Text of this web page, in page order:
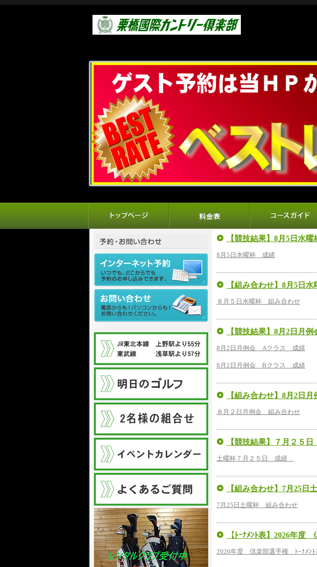
【競技結果】8月5日水曜
8月5日水曜杯 成績
【組み合わせ】8月5日水
８月５日水曜杯 組み合わせ
【競技結果】8月2日月例
8月2日月例会 Aクラス 成績
8月2日月例会 Bクラス 成績
【組み合わせ】8月2日月
８月２日月例会 組み合わせ
【競技結果】７月２５
土曜杯７月２５日 成績
【組み合わせ】7月25日
7月25日土曜杯 組み合わせ
【ﾄｰﾅﾒﾝﾄ表】2026年
2026年度 倶楽部選手権 ﾄｰﾅﾒﾝ